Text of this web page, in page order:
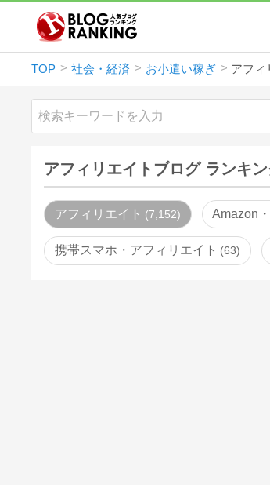
TOP 社会・経済 お小遣い稼ぎ アフィ
アフィリエイトブログ ランキ
アフィリエイト 7,152 Amazon
携帯スマホ・アフィリエイト 63